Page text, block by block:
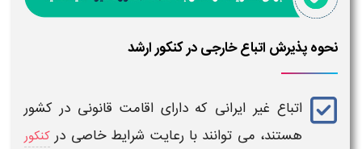
نحوه پذیرش اتباع خارجی در کنکور ارشد
اتباع غیر ایرانی که دارای اقامت قانونی در کشور
هستند، می توانند با رعایت شرایط خاصی در کنکور